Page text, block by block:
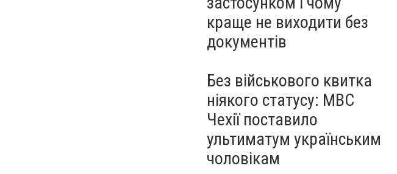
краще не виходити без
документів
Без військового квитка
ніякого статусу: МВС
Чехії поставило
ультиматум українським
чоловікам